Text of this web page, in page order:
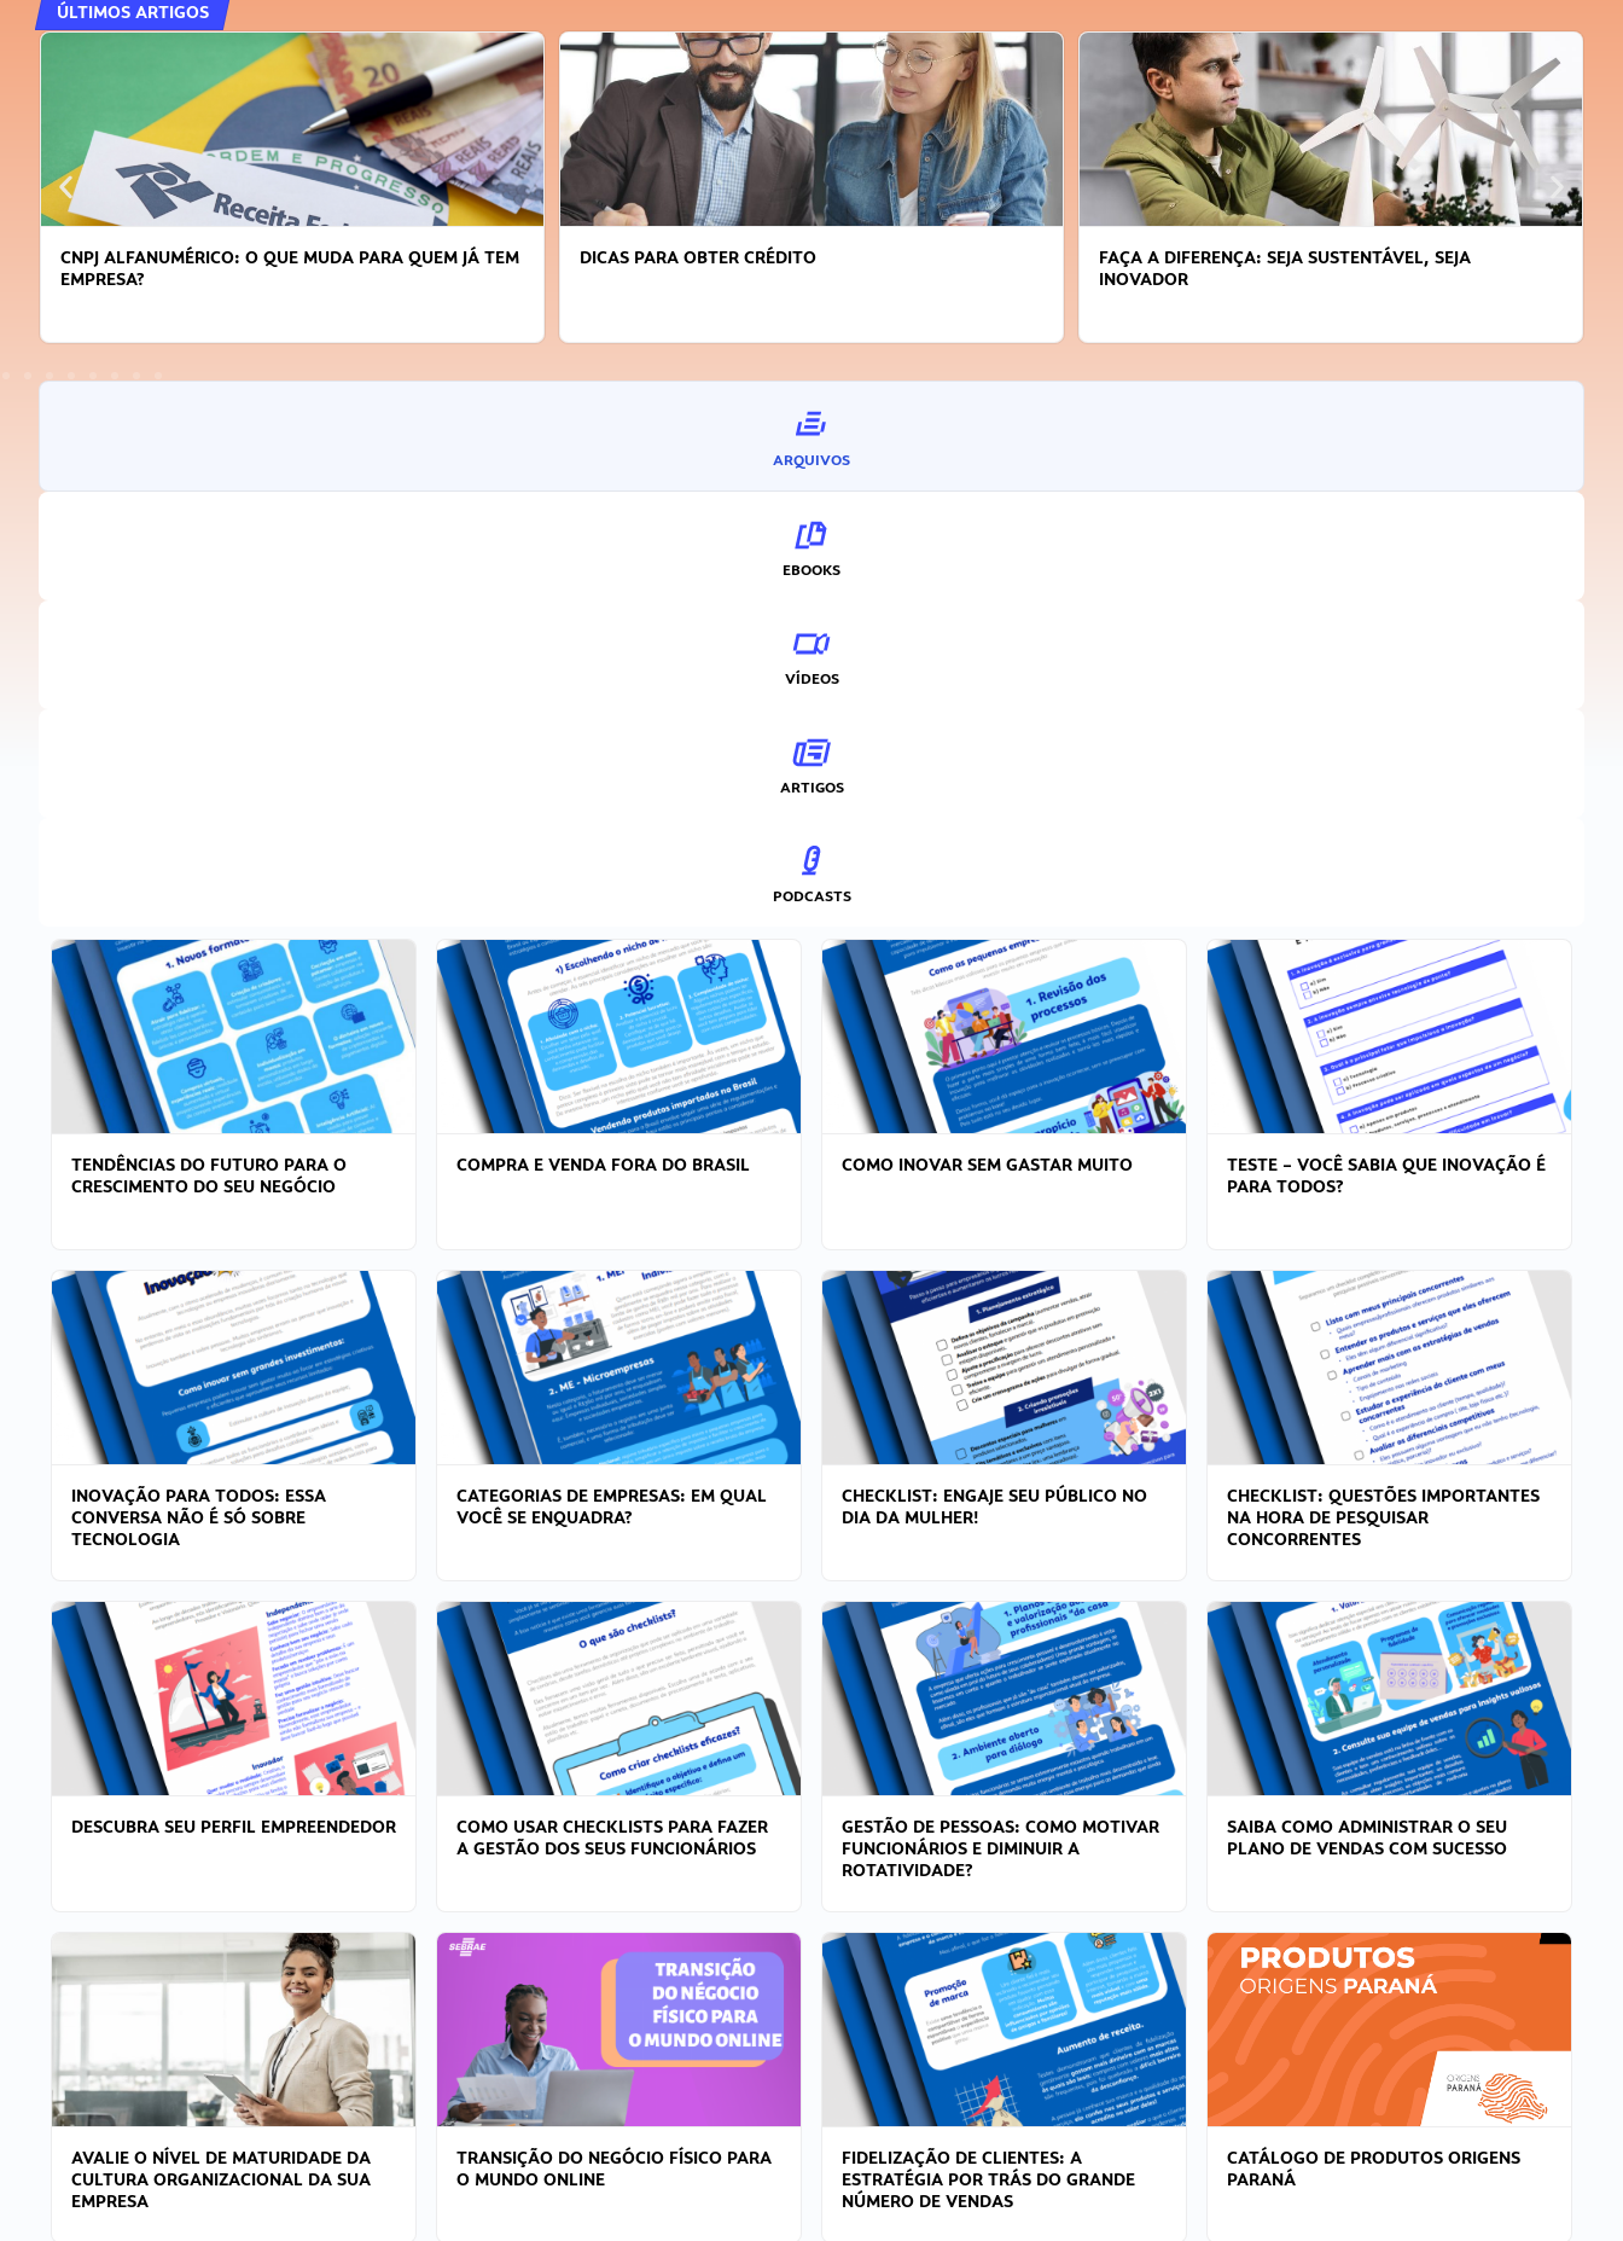
ÚLTIMOS ARTIGOS
ALFANUMÉRICO: O QUE MUDA PARA QUEM JÁ TEM
DICAS PARA OBTER CRÉDITO
FAÇA A DIFERENÇA: SEJA SUSTENTÁVEL, SEJA
INOVADOR
ARQUIVOS
EBOOKS
VÍDEOS
ARTIGOS
PODCASTS
TENDÊNCIAS DO FUTURO PARA O
CRESCIMENTO DO SEU NEGÓCIO
COMPRA E VENDA FORA DO BRASIL COMO INOVAR SEM GASTAR MUITO
TESTE – VOCÊ SABIA QUE INOVAÇÃO É
PARA TODOS?
INOVAÇÃO PARA TODOS: ESSA
CONVERSA NÃO É SÓ SOBRE
TECNOLOGIA
CATEGORIAS DE EMPRESAS: EM QUAL
VOCÊ SE ENQUADRA?
CHECKLIST: ENGAJE SEU PÚBLICO NO
DIA DA MULHER!
CHECKLIST: QUESTÕES IMPORTANTES
NA HORA DE PESQUISAR
CONCORRENTES
DESCUBRA SEU PERFIL EMPREENDEDOR
COMO USAR CHECKLISTS PARA FAZER
A GESTÃO DOS SEUS FUNCIONÁRIOS
GESTÃO DE PESSOAS: COMO MOTIVAR
FUNCIONÁRIOS E DIMINUIR A
ROTATIVIDADE?
SAIBA COMO ADMINISTRAR O SEU
PLANO DE VENDAS COM SUCESSO
AVALIE O NÍVEL DE MATURIDADE DA
CULTURA ORGANIZACIONAL DA SUA
EMPRESA
TRANSIÇÃO DO NEGÓCIO FÍSICO PARA
O MUNDO ONLINE
FIDELIZAÇÃO DE CLIENTES: A
ESTRATÉGIA POR TRÁS DO GRANDE
NÚMERO DE VENDAS
CATÁLOGO DE PRODUTOS ORIGENS
PARANÁ